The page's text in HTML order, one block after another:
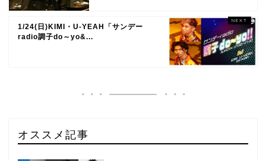
1/24(日)KIMI・U-YEAH「サンデー
radio調子do～yo&...
オススメ記事